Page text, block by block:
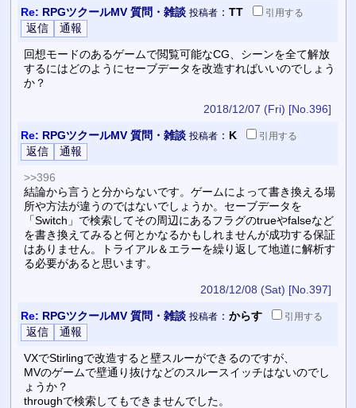
Re: RPGツクールMV 質問・雑談 投稿者： TT 引用する
回想モードのあるゲームで閲覧可能なCG、シーンを全て解放
するにはどのようにセーブデータを改造すればいいのでしょう
か？
2018/12/07 (Fri) [No.396]
Re: RPGツクールMV 質問・雑談 投稿者： K 引用する
>>396
結論から言うと分からないです。ゲームによって書き換える場
所や方法が違うのではないでしょうか。セーブデータを
「Switch」で検索してその周辺にあるフラグのtrueやfalseなど
を書き換えてみると何とかなるかもしれませんが成功する保証
はありません。トライアル＆エラーを繰り返して地道に解析す
る必要があると思います。
2018/12/08 (Sat) [No.397]
Re: RPGツクールMV 質問・雑談 投稿者： からす 引用する
VXでStirlingで改造すると壁スルーができるのですが、
MVのゲームで壁通り抜けなどのスルースイッチはないのでし
ょうか？
throughで検索してもできませんでした。